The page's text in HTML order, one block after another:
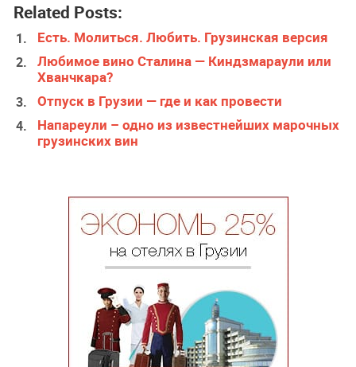
Related Posts:
Есть. Молиться. Любить. Грузинская версия
Любимое вино Сталина — Киндзмараули или
Хванчкара?
Отпуск в Грузии — где и как провести
Напареули – одно из известнейших марочных
грузинских вин